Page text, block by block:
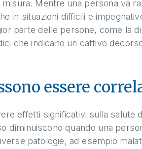
Mentre una persona va
in situazioni difficili e
parte delle persone, come la
che indicano un cattivo
essere
effetti significativi sulla salute
diminuiscono quando una
patologie, ad esempio